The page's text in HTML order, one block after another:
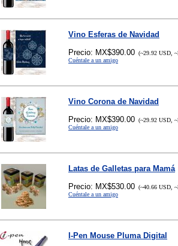
Vino Esferas de Navidad
Precio: MX$390.00 (~29.92 USD,
Cuéntale a un amigo
Vino Corona de Navidad
Precio: MX$390.00 (~29.92 USD,
Cuéntale a un amigo
Latas de Galletas para Mamá
Precio: MX$530.00 (~40.66 USD,
Cuéntale a un amigo
I-Pen Mouse Pluma Digital